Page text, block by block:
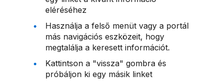
eléréséhez
Használja a felső menüt vagy a portál
más navigációs eszközeit, hogy
megtalálja a keresett információt.
Kattintson a "vissza" gombra és
próbáljon ki egy másik linket